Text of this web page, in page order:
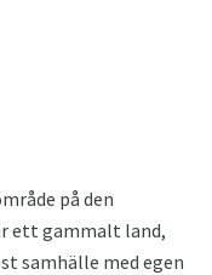
på den
ett gammalt land,
samhälle med egen